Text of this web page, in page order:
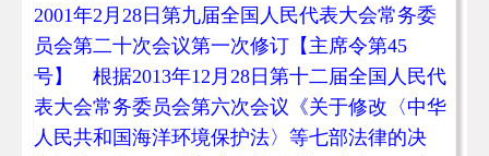
2001年2月28日第九届全国人民代表大会常务委
员会第二十次会议第一次修订【主席令第45
号】 根据2013年12月28日第十二届全国人民代
表大会常务委员会第六次会议《关于修改〈中华
人民共和国海洋环境保护法〉等七部法律的决